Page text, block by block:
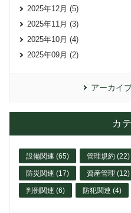
2025年12月 (5)
2025年11月 (3)
2025年10月 (4)
2025年09月 (2)
アーカイ
カ
設備関連 (65) 管理規約 (22)
防災関連 (17) 資産管理 (12)
判例関連 (6) 防犯関連 (4)